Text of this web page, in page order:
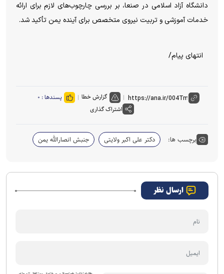
دانشگاه آزاد اسلامی در صنعا، بر بررسی چارچوب‌های لازم برای ارائه
خدمات آموزشی و تربیت نیروی متخصص برای آینده یمن تأکید شد.
انتهای پیام/
گزارش خطا پسندها : ۰
اشتراک گذاری
برچسب ها: دکتر علی اکبر ولایتی جنبش انصارالله یمن
ارسال نظر